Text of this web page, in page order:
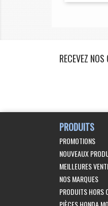
RECEVEZ
PRODUITS
PROMOTIONS
NOUVEAUX
MEILLEURES
NOS MARQUES
PRODUITS HORS